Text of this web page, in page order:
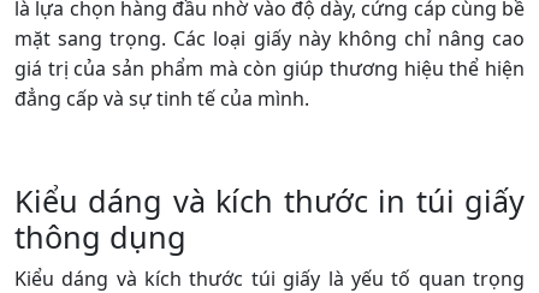
là lựa chọn hàng đầu nhờ vào độ dày, cứng cáp cùng bề
mặt sang trọng. Các loại giấy này không chỉ nâng cao
giá trị của sản phẩm mà còn giúp thương hiệu thể hiện
đẳng cấp và sự tinh tế của mình.